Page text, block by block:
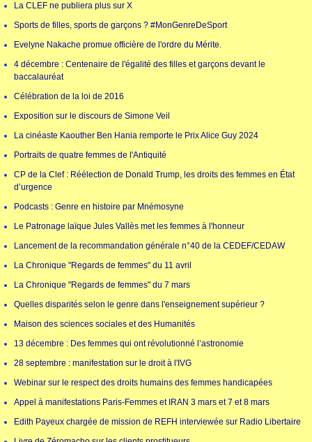
La CLEF ne publiera plus sur X
Sports de filles, sports de garçons ? #MonGenreDeSport
Evelyne Nakache promue officière de l'ordre du Mérite.
4 décembre : Centenaire de l'égalité des filles et garçons devant le
baccalauréat
Célébration de la loi de 2016
Exposition sur le discours de Simone Veil
La cinéaste Kaouther Ben Hania remporte le Prix Alice Guy 2024
Portraits de quatre femmes de l'Antiquité
CP de la Clef : Réélection de Donald Trump, les droits des femmes en État
d’urgence
Podcasts : Genre en histoire par Mnémosyne
Le Patronage laïque Jules Vallès met les femmes à l'honneur
Lancement de la recommandation générale n°40 de la CEDEF/CEDAW
La Chronique "Regards de femmes" du 11 avril
La Chronique "Regards de femmes" du 7 mars
Quelles disparités selon le genre dans l'enseignement supérieur ?
Maison des sciences sociales et des Humanités
13 décembre : Des femmes qui ont révolutionné l’astronomie
28 septembre : manifestation sur le droit à l'IVG
Webinar sur le respect des droits humains des femmes handicapées
Appel à manifestations Paris-Femmes et IRAN 3 mars et 7 et 8 mars
Edith Payeux chargée de mission de REFH interviewée sur Radio Libertaire